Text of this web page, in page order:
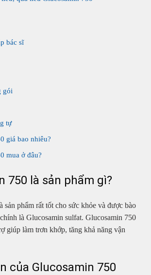
bác sĩ
gói
tự
giá bao nhiêu?
mua ở đâu?
750 là sản phẩm gì?
sản phẩm rất tốt cho sức khỏe và được bào
là Glucosamin sulfat. Glucosamin 750
giúp làm trơn khớp, tăng khả năng vận
của Glucosamin 750